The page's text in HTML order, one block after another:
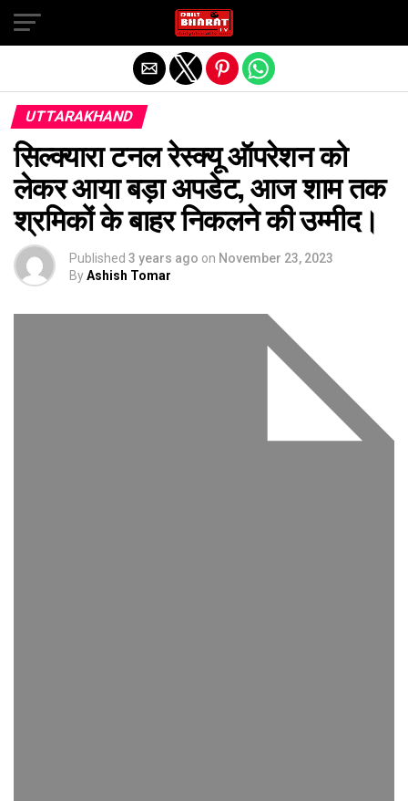
UTTARAKHAND
सिल्क्यारा टनल रेस्क्यू ऑपरेशन को
लेकर आया बड़ा अपडेट, आज शाम तक
श्रमिकों के बाहर निकलने की उम्मीद।
Published 3 years ago on November 23, 2023
ByAshish Tomar
Exit mobile version